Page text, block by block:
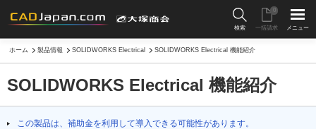
検索 一括請求
0
メニュー
ホーム 製品情報 SOLIDWORKS Electrical SOLIDWORKS Electrical 機能紹介
SOLIDWORKS Electrical 機能紹介
この製品は、補助金を利用して導入できる可能性があります。